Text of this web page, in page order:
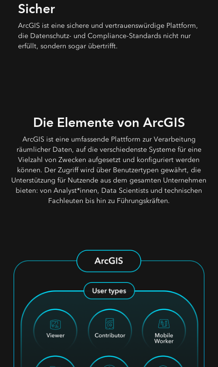
Sicher
ArcGIS ist eine sichere und vertrauenswürdige Plattform,
die Datenschutz- und Compliance-Standards nicht nur
erfüllt, sondern sogar übertrifft.
Die Elemente von ArcGIS
ArcGIS ist eine umfassende Plattform zur Verarbeitung
räumlicher Daten, auf die verschiedenste Systeme für eine
Vielzahl von Zwecken aufgesetzt und konfiguriert werden
können. Der Zugriff wird über Benutzertypen gewährt, die
Unterstützung für Nutzende aus dem gesamten Unternehmen
bieten: von Analyst*innen, Data Scientists und technischen
Fachleuten bis hin zu Führungskräften.